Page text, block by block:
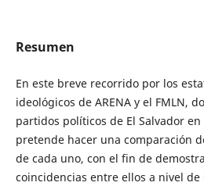
Resumen
En este breve recorrido por los
ideológicos de ARENA y el FMLN,
partidos políticos de El Salvador
pretende hacer una comparación
de cada uno, con el fin de
coincidencias entre ellos a nivel